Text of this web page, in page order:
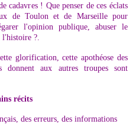
cadavres ! Que penser de ces éclats
de Toulon et de Marseille pour
l'opinion publique, abuser le
l'histoire ?.
glorification, cette apothéose des
donnent aux autres troupes sont
récits
des erreurs, des informations